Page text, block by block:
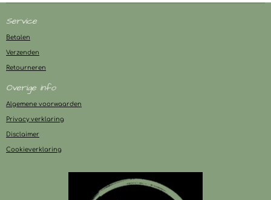
Service
Betalen
Verzenden
Retourneren
Overige info
Algemene voorwaarden
Privacy verklaring
Disclaimer
Cookieverklaring